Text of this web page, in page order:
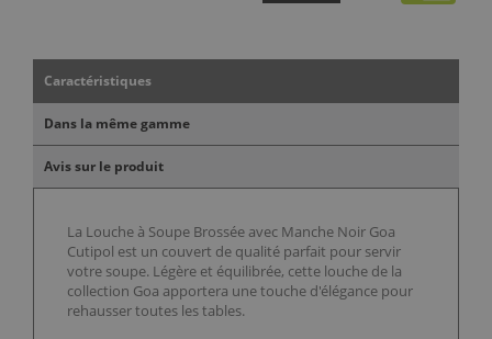
Caractéristiques
Dans la même gamme
Avis sur le produit
La Louche à Soupe Brossée avec Manche Noir Goa
Cutipol est un couvert de qualité parfait pour servir
votre soupe. Légère et équilibrée, cette louche de la
collection Goa apportera une touche d'élégance pour
rehausser toutes les tables.